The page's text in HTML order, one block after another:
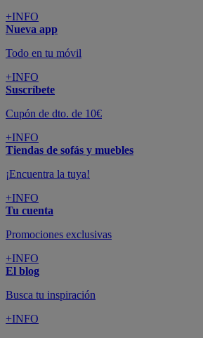
+INFO
Nueva app
Todo en tu móvil
+INFO
Suscríbete
Cupón de dto. de 10€
+INFO
Tiendas de sofás y muebles
¡Encuentra la tuya!
+INFO
Tu cuenta
Promociones exclusivas
+INFO
El blog
Busca tu inspiración
+INFO